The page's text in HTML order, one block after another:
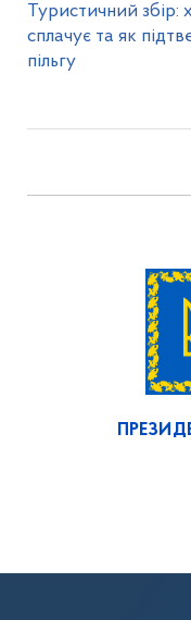
Туристичний збір:
сплачує та як
пільгу